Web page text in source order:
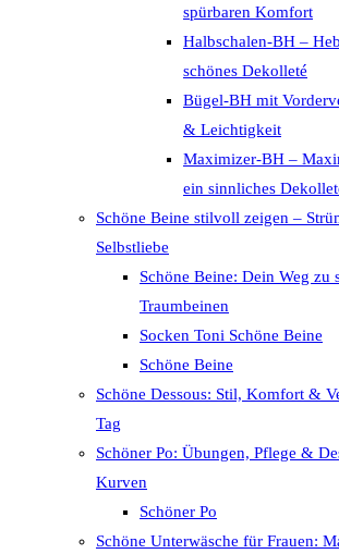
spürbaren Komfort
Halbschalen-BH –
schönes Dekolleté
Bügel-BH mit
& Leichtigkeit
Maximizer-BH –
ein sinnliches
Schöne Beine stilvoll zeigen –
Selbstliebe
Schöne Beine: Dein Weg zu
Traumbeinen
Socken Toni Schöne Beine
Schöne Beine
Schöne Dessous: Stil, Komfort &
Tag
Schöner Po: Übungen, Pflege &
Kurven
Schöner Po
Schöne Unterwäsche für Frauen: